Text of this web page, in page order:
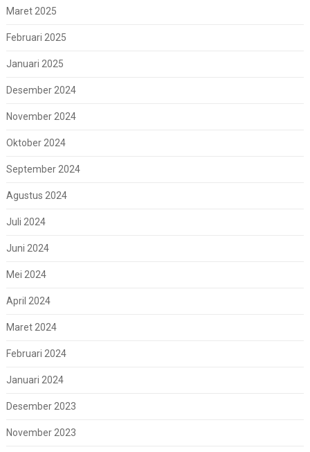
Maret 2025
Februari 2025
Januari 2025
Desember 2024
November 2024
Oktober 2024
September 2024
Agustus 2024
Juli 2024
Juni 2024
Mei 2024
April 2024
Maret 2024
Februari 2024
Januari 2024
Desember 2023
November 2023